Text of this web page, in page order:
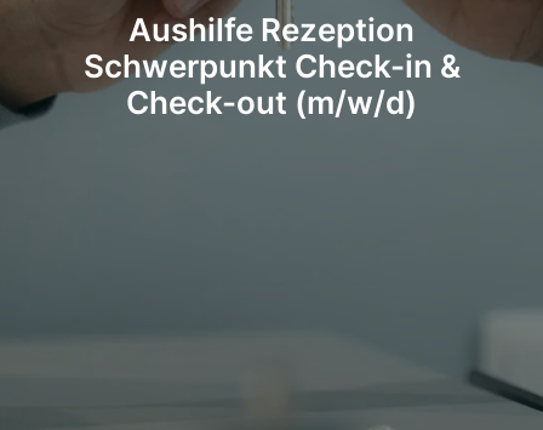
Aushilfe Rezeption
Schwerpunkt Check-in &
Check-out (m/w/d)